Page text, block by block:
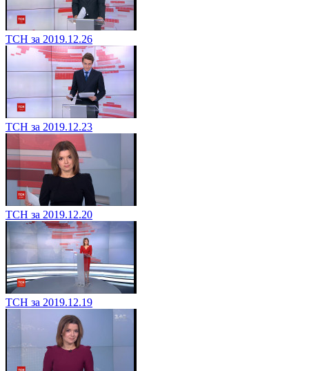
ТСН за 2019.12.26
ТСН за 2019.12.23
ТСН за 2019.12.20
ТСН за 2019.12.19